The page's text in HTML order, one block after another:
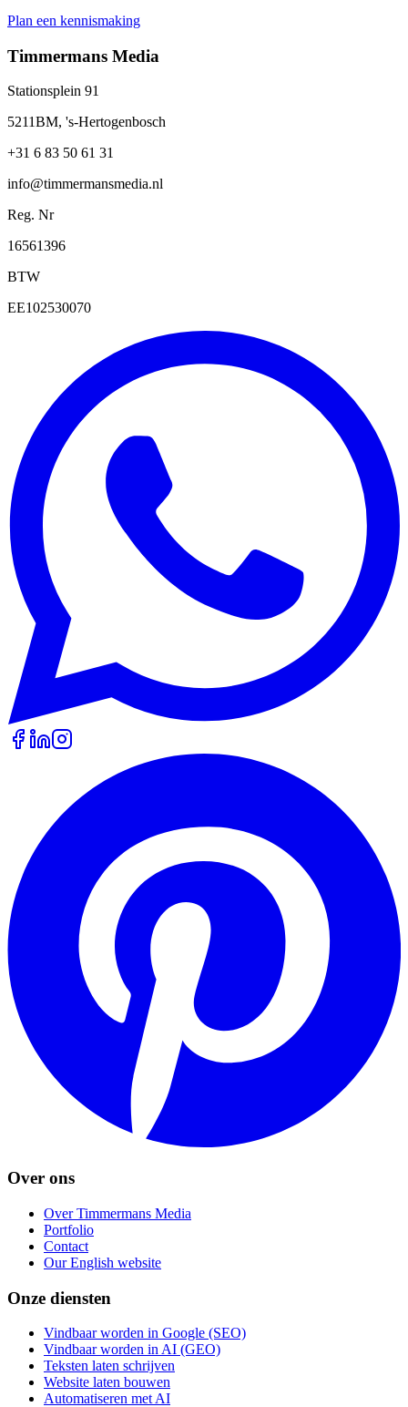
Plan een kennismaking
Timmermans Media
Stationsplein 91
5211BM, 's-Hertogenbosch
+31 6 83 50 61 31
info@timmermansmedia.nl
Reg. Nr
16561396
BTW
EE102530070
Over ons
Over Timmermans Media
Portfolio
Contact
Our English website
Onze diensten
Vindbaar worden in Google (SEO)
Vindbaar worden in AI (GEO)
Teksten laten schrijven
Website laten bouwen
Automatiseren met AI